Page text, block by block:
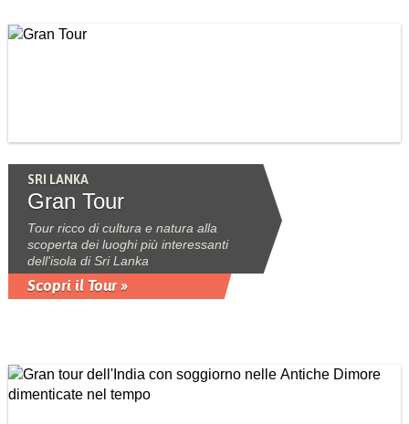
SRI LANKA
Gran Tour
Tour ricco di cultura e natura alla
scoperta dei luoghi più interessanti
dell'isola di Sri Lanka
Scopri il Tour »